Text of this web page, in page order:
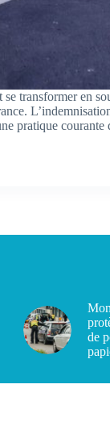
transformer en
pratique courante
de